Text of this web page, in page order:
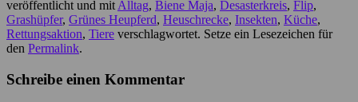
veröffentlicht und mit Alltag, Biene Maja, Desasterkreis, Flip,
Grashüpfer, Grünes Heupferd, Heuschrecke, Insekten, Küche,
Rettungsaktion, Tiere verschlagwortet. Setze ein Lesezeichen für
den Permalink.
Schreibe einen Kommentar